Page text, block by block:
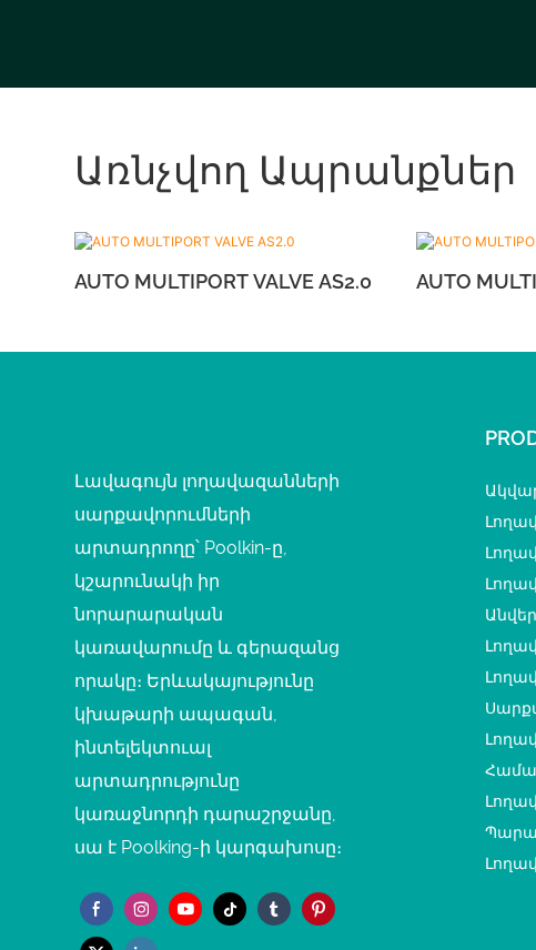
Առնչվող Ապրանքներ
AUTO MULTIPORT VALVE AS2.0
Լավագույն լողավազանների
սարքավորումների
արտադրողը՝ Poolkin-ը,
կշարունակի իր
նորարարական
կառավարումը և գերազանց
որակը։ Երևակայությունը
կխաթարի ապագան,
ինտելեկտուալ
արտադրությունը
կառաջնորդի դարաշրջանը,
սա է Poolking-ի կարգախոսը։